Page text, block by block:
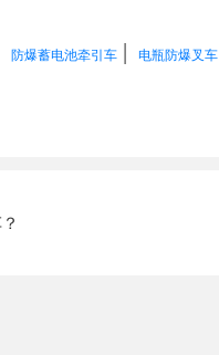
防爆蓄电池牵引车 | 电瓶防爆叉车